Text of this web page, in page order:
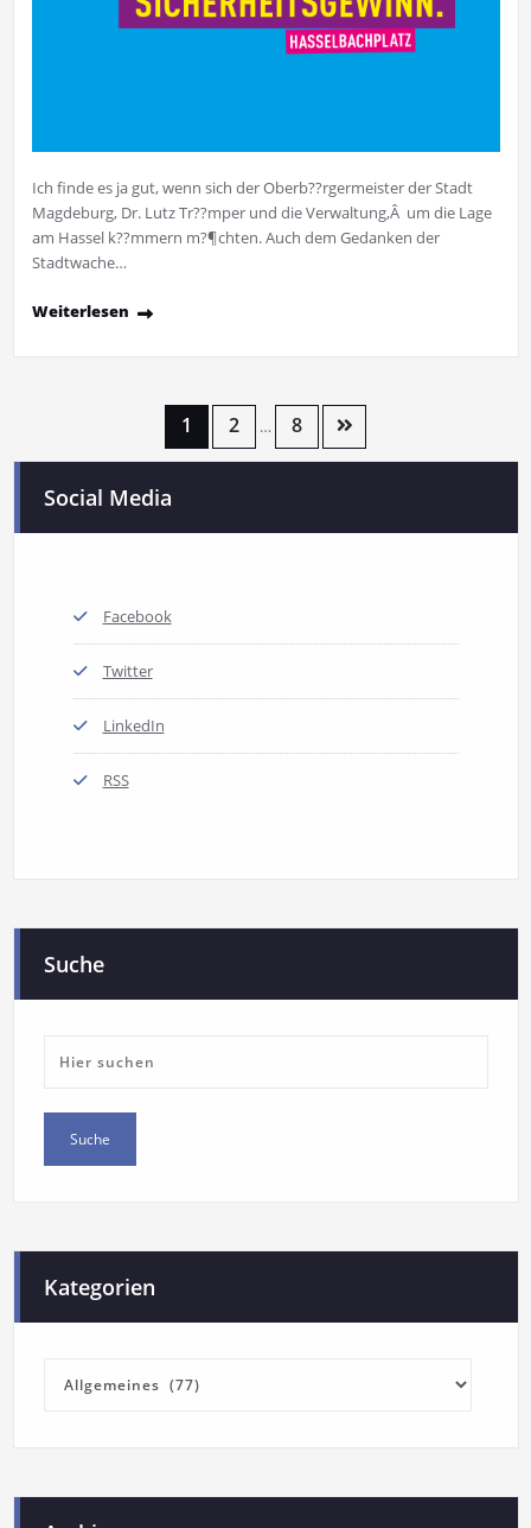
Ich finde es ja gut, wenn sich der Oberb??rgermeister der Stadt
Magdeburg, Dr. Lutz Tr??mper und die Verwaltung,Â um die Lage
am Hassel k??mmern m?¶chten. Auch dem Gedanken der
Stadtwache…
Weiterlesen
1 2 … 8
Social Media
Facebook
Twitter
LinkedIn
RSS
Suche
Kategorien